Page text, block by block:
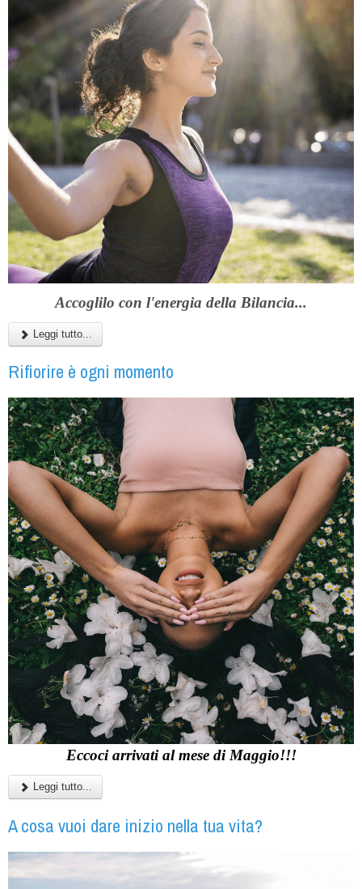
Accoglilo con l'energia della Bilancia...
Leggi tutto...
Rifiorire è ogni momento
Eccoci arrivati al mese di Maggio!!!
Leggi tutto...
A cosa vuoi dare inizio nella tua vita?